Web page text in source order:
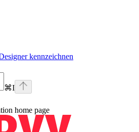
kennzeichnen
⌘I
home page